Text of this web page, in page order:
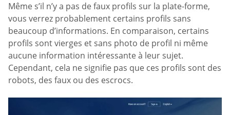
Même s’il n’y a pas de faux profils sur la plate-forme,
vous verrez probablement certains profils sans
beaucoup d’informations. En comparaison, certains
profils sont vierges et sans photo de profil ni même
aucune information intéressante à leur sujet.
Cependant, cela ne signifie pas que ces profils sont des
robots, des faux ou des escrocs.